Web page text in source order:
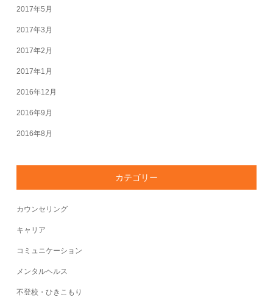
2017年5月
2017年3月
2017年2月
2017年1月
2016年12月
2016年9月
2016年8月
カテゴリー
カウンセリング
キャリア
コミュニケーション
メンタルヘルス
不登校・ひきこもり